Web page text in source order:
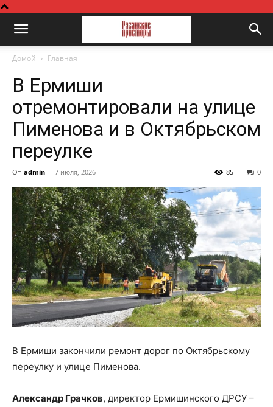
Домой Главная
В Ермиши
отремонтировали на улице
Пименова и в Октябрьском
переулке
От admin - 7 июля, 2026 0
85
В Ермиши закончили ремонт дорог по Октябрьскому
переулку и улице Пименова.
Александр Грачков, директор Ермишинского ДРСУ –